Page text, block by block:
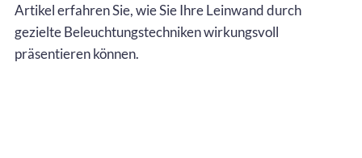
Artikel erfahren Sie, wie Sie Ihre Leinwand durch
gezielte Beleuchtungstechniken wirkungsvoll
präsentieren können.